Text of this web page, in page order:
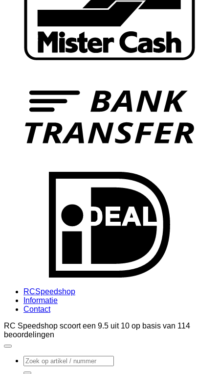
RCSpeedshop
Informatie
Contact
RC Speedshop scoort een 9.5 uit 10 op basis van 114
beoordelingen
Zoeken
naar: